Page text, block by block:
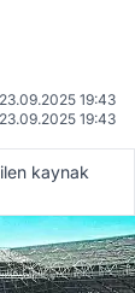
23.09.2025 19:43
19:43
kaynak